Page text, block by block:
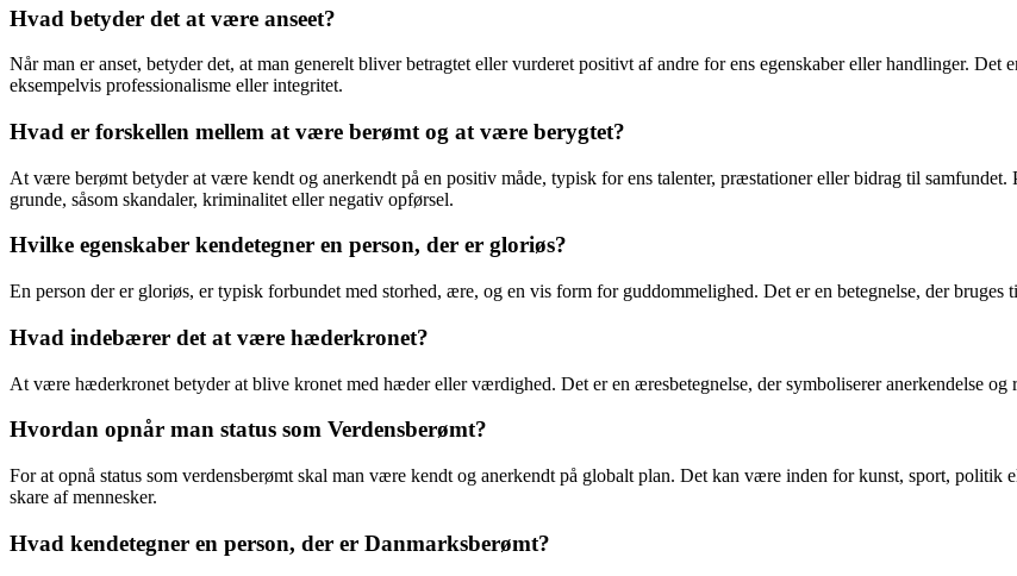
Hvad betyder det at være anseet?
Når man er anset, betyder det, at man generelt bliver betragtet eller vurderet positivt af andre for ens egenskaber eller handlinger.
eksempelvis professionalisme eller integritet.
Hvad er forskellen mellem at være berømt og at være berygtet?
At være berømt betyder at være kendt og anerkendt på en positiv måde, typisk for ens talenter, præstationer eller bidrag til
grunde, såsom skandaler, kriminalitet eller negativ opførsel.
Hvilke egenskaber kendetegner en person, der er gloriøs?
En person der er gloriøs, er typisk forbundet med storhed, ære, og en vis form for guddommelighed. Det er en betegnelse, der
Hvad indebærer det at være hæderkronet?
At være hæderkronet betyder at blive kronet med hæder eller værdighed. Det er en æresbetegnelse, der symboliserer anerkendelse og
Hvordan opnår man status som Verdensberømt?
For at opnå status som verdensberømt skal man være kendt og anerkendt på globalt plan. Det kan være inden for kunst, sport, politik
skare af mennesker.
Hvad kendetegner en person, der er Danmarksberømt?